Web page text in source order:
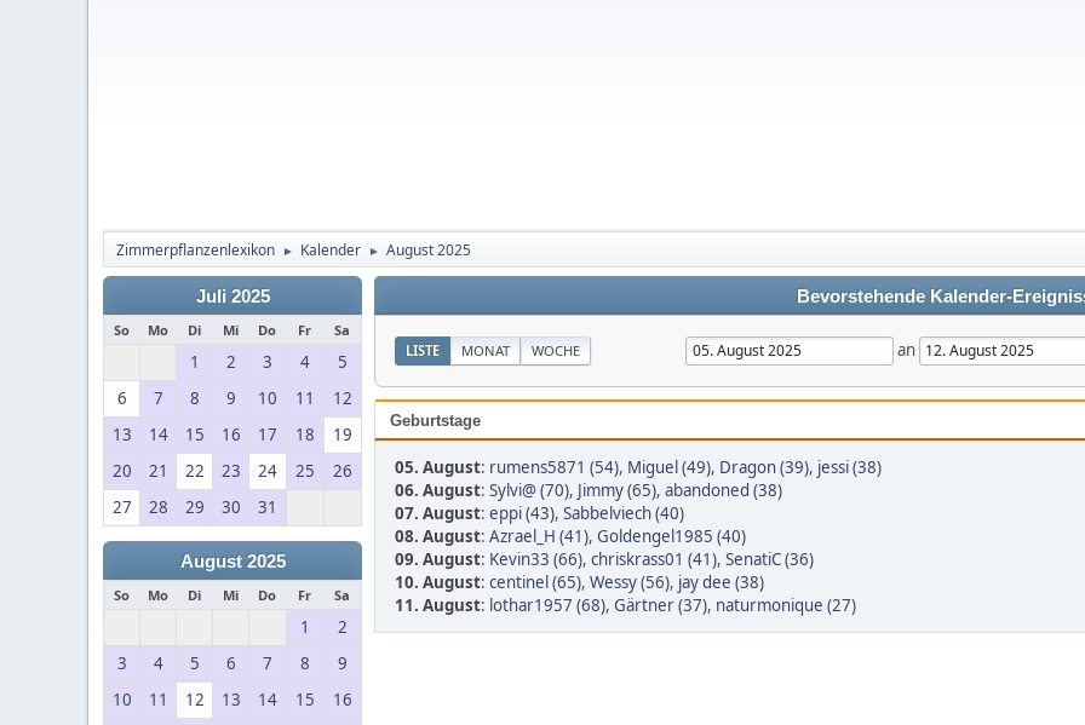
Zimmerpflanzenlexikon ► Kalender ► August 2025
Juli 2025
So Mo Di Mi Do Fr Sa
1 2 3 4
5
6
7 8 9 10 11
12
13
14 15 16 17 18
19
20
21 22 23 24 25
26
27
28 29 30 31
August 2025
So Mo Di Mi Do Fr Sa
1
2
3
4 5 6 7 8
9
10
11 12 13 14 15 16
Bevorstehende Kalender-
LISTE MONAT WOCHE an
Geburtstage
05. August: rumens5871 (54), Miguel (49), Dragon (39), jessi (38)
06. August: Sylvi@ (70), Jimmy (65), abandoned (38)
07. August: eppi (43), Sabbelviech (40)
08. August: Azrael_H (41), Goldengel1985 (40)
09. August: Kevin33 (66), chriskrass01 (41), SenatiC (36)
10. August: centinel (65), Wessy (56), jay dee (38)
11. August: lothar1957 (68), Gärtner (37), naturmonique (27)